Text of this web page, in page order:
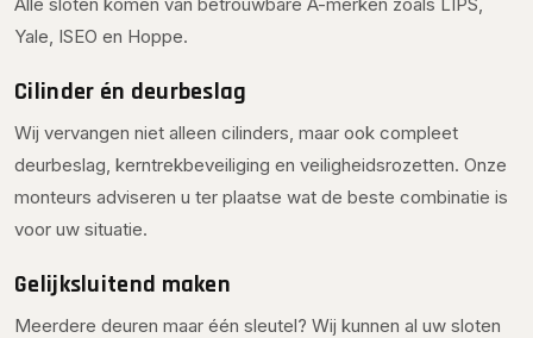
Yale, ISEO en Hoppe.
Cilinder én deurbeslag
Wij vervangen niet alleen cilinders, maar ook compleet
deurbeslag, kerntrekbeveiliging en veiligheidsrozetten. Onze
monteurs adviseren u ter plaatse wat de beste combinatie is
voor uw situatie.
Gelijksluitend maken
Meerdere deuren maar één sleutel? Wij kunnen al uw sloten